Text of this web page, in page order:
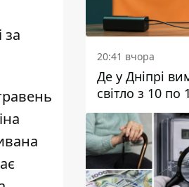
за
20:41 вчора
Де у Дніпрі
світло з 10 по